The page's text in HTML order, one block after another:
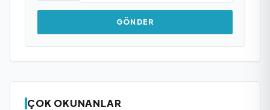
GÖNDER
ÇOK OKUNANLAR